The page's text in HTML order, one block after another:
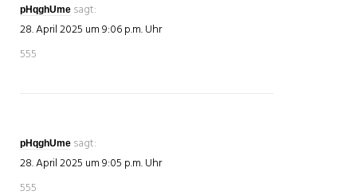
pHqghUme sagt:
28. April 2025 um 9:06 p.m. Uhr
555
pHqghUme sagt:
28. April 2025 um 9:05 p.m. Uhr
555